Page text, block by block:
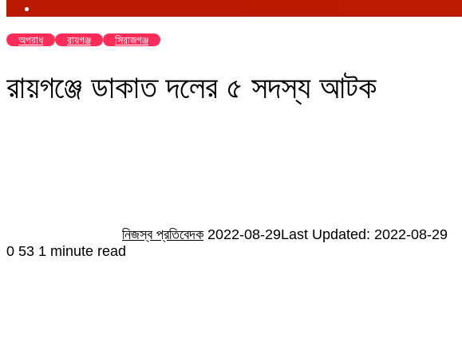
অপরাধ রায়গঞ্জ সিরাজগঞ্জ
রায়গঞ্জে ডাকাত দলের ৫ সদস্য আটক
নিজস্ব প্রতিবেদক 2022-08-29Last Updated: 2022-08-29
0 53 1 minute read